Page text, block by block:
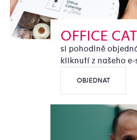
OFFICE
si pohodlně
kliknutí z našeho e-
OBJEDNAT